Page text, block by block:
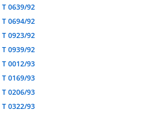
T 0639/92
T 0694/92
T 0923/92
T 0939/92
T 0012/93
T 0169/93
T 0206/93
T 0322/93